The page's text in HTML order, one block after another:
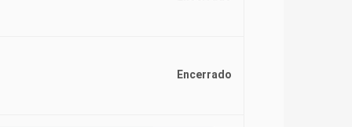
Encerrado